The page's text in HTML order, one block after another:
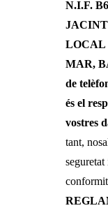
N.I.F.
LOCAL
MAR,
de
és el
vostres
tant,